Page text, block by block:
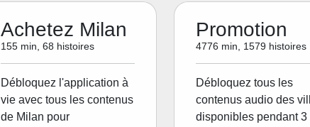
Achetez Milan
155 min, 68 histoires
Débloquez l'application à
vie avec tous les contenus
de Milan pour
Promotion
4776 min, 1579 histoires
Débloquez tous les
contenus audio des
disponibles pendant 3